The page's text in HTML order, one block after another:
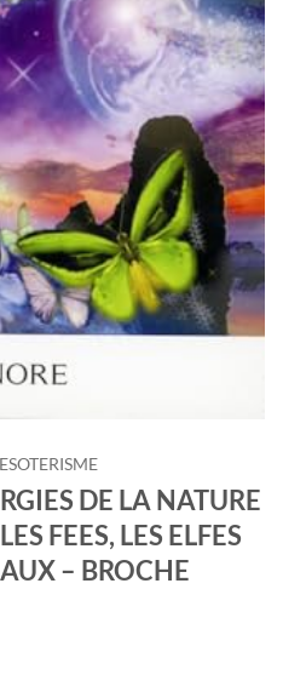
ESOTERISME
DE LA NATURE
FEES, LES ELFES
– BROCHE